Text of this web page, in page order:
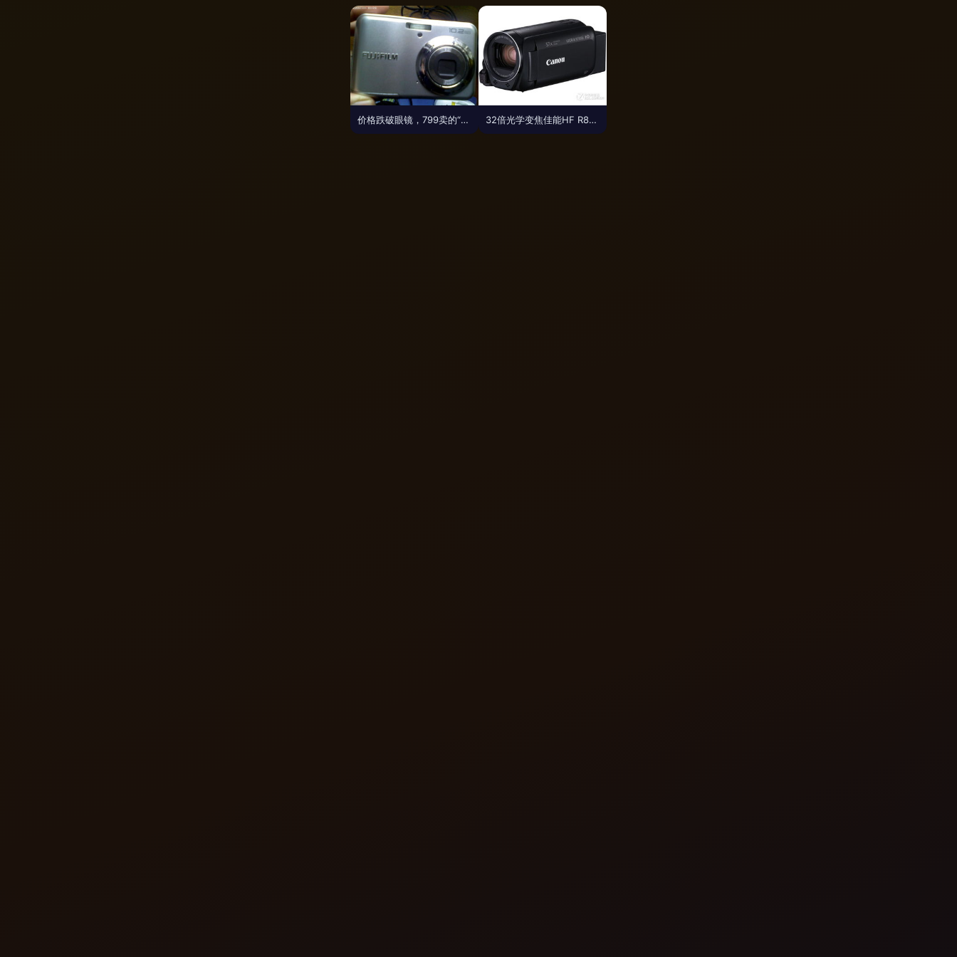
价格跌破眼镜，799卖的“宝藏相机”自用三个月想亏出手，买了八辈子用两回的照片日常拍了就算动 32倍光学变焦佳能HF R806 仅1770元开启高清记录时代